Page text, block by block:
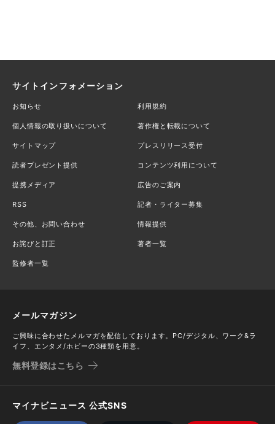
サイトインフォメーション
お知らせ 利用規約
個人情報の取り扱いについて 著作権と転載について
サイトマップ プレスリリース受付
読者プレゼント提供 コンテンツ利用について
提携メディア 広告のご案内
RSS 記者・ライター募集
その他、お問い合わせ 情報提供
お詫びと訂正 著者一覧
監修者一覧
メールマガジン
ご興味に合わせたメルマガを配信しております。PC/デジタル、ワーク&ラ
イフ、エンタメ/ホビーの3種類を用意。
無料登録はこちら
マイナビニュース 公式SNS